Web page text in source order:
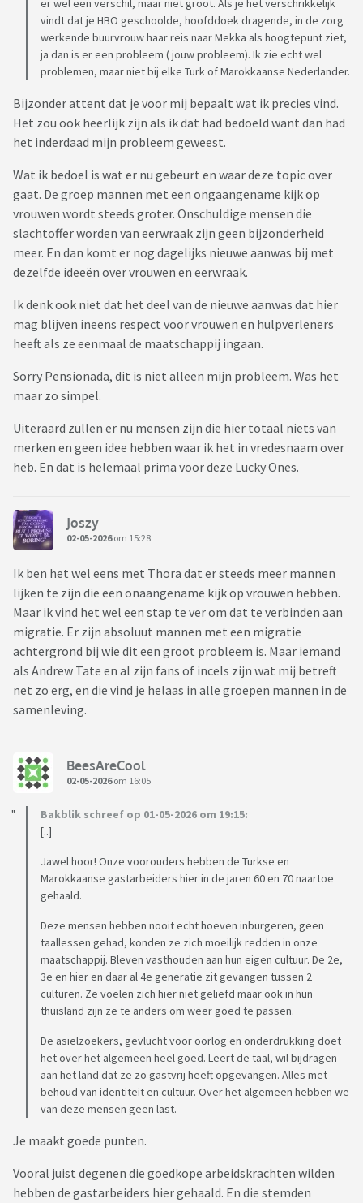
er wel een verschil, maar niet groot. Als je het verschrikkelijk
vindt dat je HBO geschoolde, hoofddoek dragende, in de zorg
werkende buurvrouw haar reis naar Mekka als hoogtepunt ziet,
ja dan is er een probleem ( jouw probleem). Ik zie echt wel
problemen, maar niet bij elke Turk of Marokkaanse Nederlander.
Bijzonder attent dat je voor mij bepaalt wat ik precies vind.
Het zou ook heerlijk zijn als ik dat had bedoeld want dan had
het inderdaad mijn probleem geweest.
Wat ik bedoel is wat er nu gebeurt en waar deze topic over
gaat. De groep mannen met een ongaangename kijk op
vrouwen wordt steeds groter. Onschuldige mensen die
slachtoffer worden van eerwraak zijn geen bijzonderheid
meer. En dan komt er nog dagelijks nieuwe aanwas bij met
dezelfde ideeën over vrouwen en eerwraak.
Ik denk ook niet dat het deel van de nieuwe aanwas dat hier
mag blijven ineens respect voor vrouwen en hulpverleners
heeft als ze eenmaal de maatschappij ingaan.
Sorry Pensionada, dit is niet alleen mijn probleem. Was het
maar zo simpel.
Uiteraard zullen er nu mensen zijn die hier totaal niets van
merken en geen idee hebben waar ik het in vredesnaam over
heb. En dat is helemaal prima voor deze Lucky Ones.
Joszy
02-05-2026om 15:28
Ik ben het wel eens met Thora dat er steeds meer mannen
lijken te zijn die een onaangename kijk op vrouwen hebben.
Maar ik vind het wel een stap te ver om dat te verbinden aan
migratie. Er zijn absoluut mannen met een migratie
achtergrond bij wie dit een groot probleem is. Maar iemand
als Andrew Tate en al zijn fans of incels zijn wat mij betreft
net zo erg, en die vind je helaas in alle groepen mannen in de
samenleving.
BeesAreCool
02-05-2026om 16:05
Bakblik schreef op 01-05-2026 om 19:15:
[..]
Jawel hoor! Onze voorouders hebben de Turkse en
Marokkaanse gastarbeiders hier in de jaren 60 en 70 naartoe
gehaald.
Deze mensen hebben nooit echt hoeven inburgeren, geen
taallessen gehad, konden ze zich moeilijk redden in onze
maatschappij. Bleven vasthouden aan hun eigen cultuur. De 2e,
3e en hier en daar al 4e generatie zit gevangen tussen 2
culturen. Ze voelen zich hier niet geliefd maar ook in hun
thuisland zijn ze te anders om weer goed te passen.
De asielzoekers, gevlucht voor oorlog en onderdrukking doet
het over het algemeen heel goed. Leert de taal, wil bijdragen
aan het land dat ze zo gastvrij heeft opgevangen. Alles met
behoud van identiteit en cultuur. Over het algemeen hebben we
van deze mensen geen last.
Je maakt goede punten.
Vooral juist degenen die goedkope arbeidskrachten wilden
hebben de gastarbeiders hier gehaald. En die stemden